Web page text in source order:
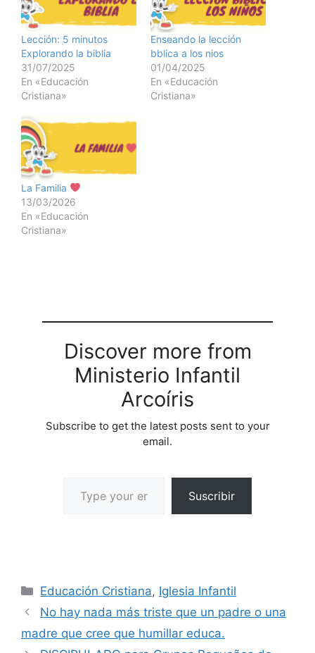
Lección: 5 minutos
Explorando la biblia
31/07/2025
En «Educación
Cristiana»
Enseando la lección
bblica a los nios
01/04/2025
En «Educación
Cristiana»
La Familia
13/03/2026
En «Educación
Cristiana»
Discover more from
Ministerio Infantil
Arcoíris
Subscribe to get the latest posts sent to your
email.
Suscribir
Educación Cristiana, Iglesia Infantil
No hay nada más triste que un padre o una
madre que cree que humillar educa.